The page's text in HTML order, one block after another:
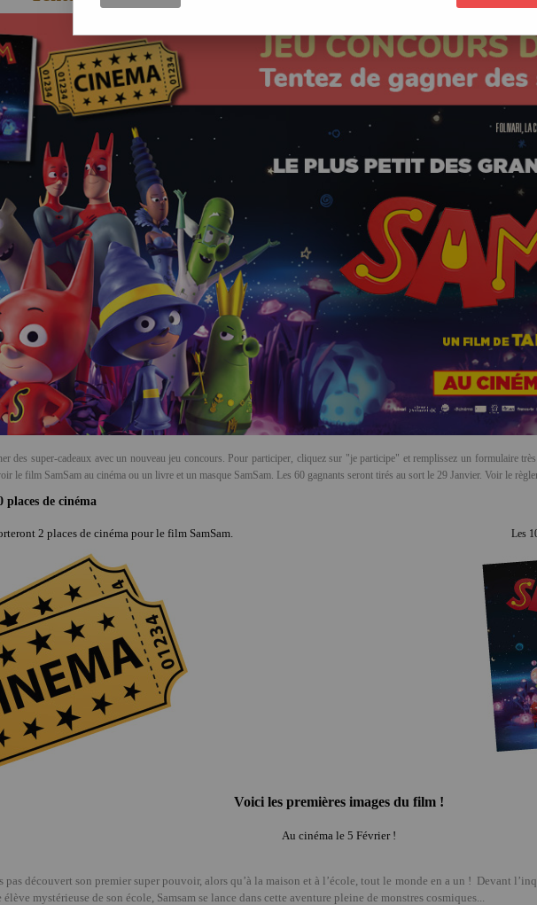
des super-cadeaux avec un nouveau jeu concours. Pour participer, cliquez sur "je participe" et remplissez un formulaire
le film SamSam au cinéma ou un livre et un masque SamSam. Les 60 gagnants seront tirés au sort le 29 Janvier. Voir le
places de cinéma
2 places de cinéma pour le film SamSam. Les
Voici les premières images du film !
Au cinéma le 5 Février !
pas découvert son premier super pouvoir, alors qu’à la maison et à l’école, tout le monde en a un ! Devant
élève mystérieuse de son école, Samsam se lance dans cette aventure pleine de monstres cosmiques...